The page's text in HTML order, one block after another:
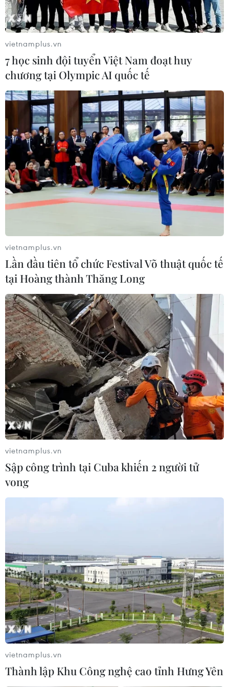
vietnamplus.vn
7 học sinh đội tuyển Việt Nam đoạt huy
chương tại Olympic AI quốc tế
vietnamplus.vn
Lần đầu tiên tổ chức Festival Võ thuật quốc tế
tại Hoàng thành Thăng Long
vietnamplus.vn
Sập công trình tại Cuba khiến 2 người tử
vong
vietnamplus.vn
Thành lập Khu Công nghệ cao tỉnh Hưng Yên